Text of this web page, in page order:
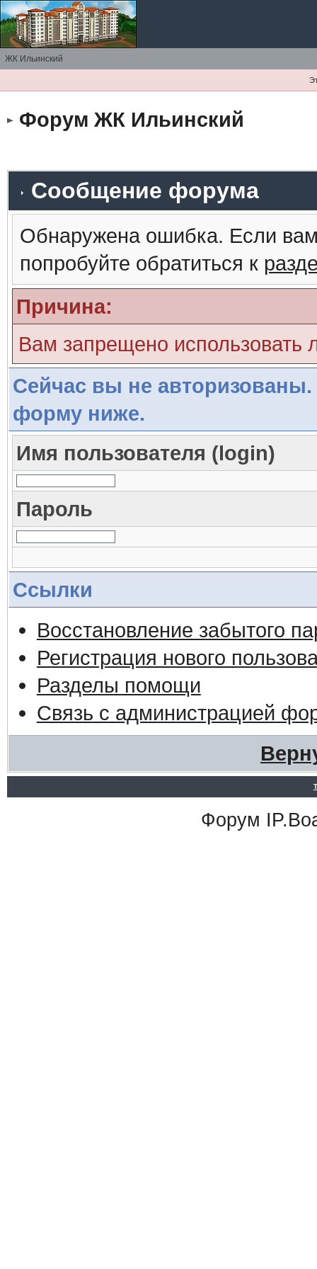
ЖК Ильинский
Форум ЖК Ильинский
Сообщение форума
Обнаружена ошибка. Если
попробуйте обратиться к
Причина:
Вам запрещено
Сейчас вы не авторизованы.
форму ниже.
Имя пользователя (login)
Пароль
Ссылки
Восстановление забытого
Регистрация нового
Разделы помощи
Связь с администрацией
Форум